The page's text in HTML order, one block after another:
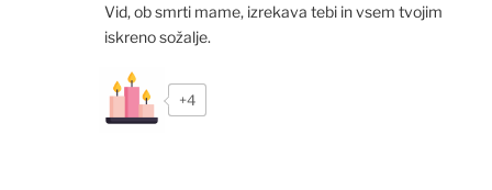
Vid, ob smrti mame, izrekava tebi in vsem tvojim
iskreno sožalje.
+4